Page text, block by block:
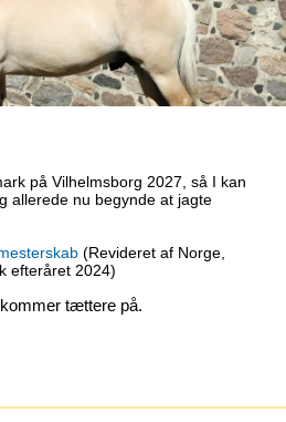
på Vilhelmsborg 2027, så I kan
allerede nu begynde at jagte
(Revideret af Norge,
efteråret 2024)
tættere på.